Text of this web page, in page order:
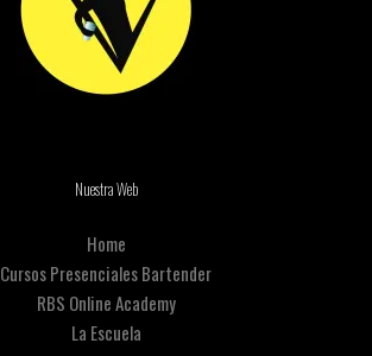
Nuestra Web
Home
Cursos Presenciales Bartender
RBS Online Academy
La Escuela